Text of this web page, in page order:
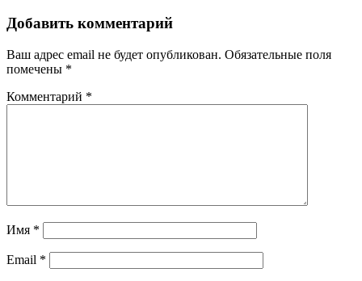
Добавить комментарий
Ваш адрес email не будет опубликован. Обязательные поля
помечены *
Комментарий *
Имя *
Email *